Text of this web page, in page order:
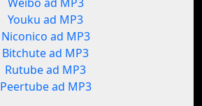
Youku ad MP3
Niconico ad MP3
Bitchute ad MP3
Rutube ad MP3
Peertube ad MP3